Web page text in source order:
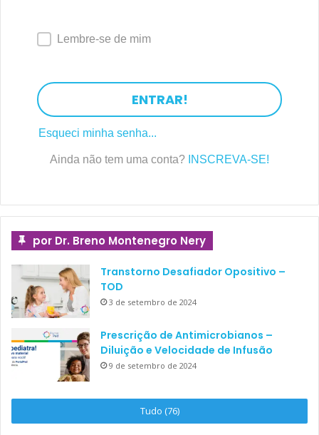
Lembre-se de mim
ENTRAR!
Esqueci minha senha...
Ainda não tem uma conta? INSCREVA-SE!
por Dr. Breno Montenegro Nery
Transtorno Desafiador Opositivo –
TOD
3 de setembro de 2024
Prescrição de Antimicrobianos –
Diluição e Velocidade de Infusão
9 de setembro de 2024
Tudo (76)